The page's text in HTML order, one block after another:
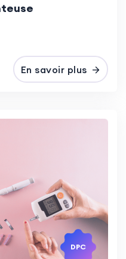
En savoir plus
DPC